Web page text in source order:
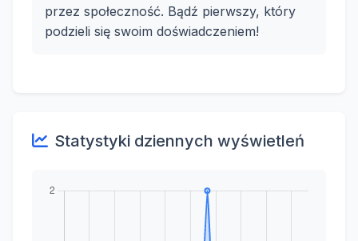
przez społeczność. Bądź pierwszy, który
podzieli się swoim doświadczeniem!
Statystyki dziennych wyświetleń